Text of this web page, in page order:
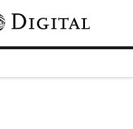
Pasar al contenido principal